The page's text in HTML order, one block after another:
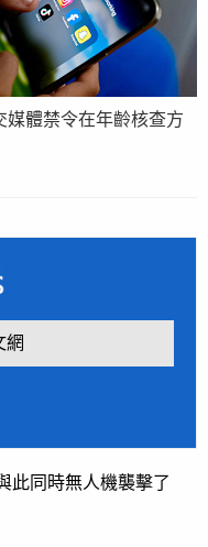
體禁令在年齡核查方
網
此同時無人機襲擊了